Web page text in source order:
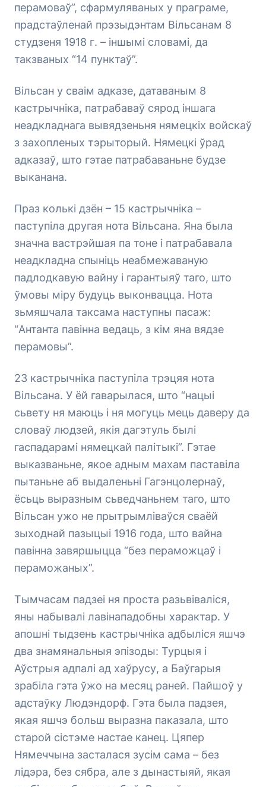
перамоваў”, сфармуляваных у праграме,
прадстаўленай прэзыдэнтам Вільсанам 8
студзеня 1918 г. – іншымі словамі, да
такзваных “14 пунктаў”.
Вільсан у сваім адказе, датаваным 8
кастрычніка, патрабаваў сярод іншага
неадкладнага вывядзеньня нямецкіх войскаў
з захопленых тэрыторый. Нямецкі ўрад
адказаў, што гэтае патрабаваньне будзе
выканана.
Праз колькі дзён – 15 кастрычніка –
паступіла другая нота Вільсана. Яна была
значна вастрэйшая па тоне і патрабавала
неадкладна спыніць неабмежаваную
падлодкавую вайну і гарантыяў таго, што
ўмовы міру будуць выконвацца. Нота
зьмяшчала таксама наступны пасаж:
“Антанта павінна ведаць, з кім яна вядзе
перамовы”.
23 кастрычніка паступіла трэцяя нота
Вільсана. У ёй гаварылася, што “нацыі
сьвету ня маюць і ня могуць мець даверу да
словаў людзей, якія дагэтуль былі
гаспадарамі нямецкай палітыкі”. Гэтае
выказваньне, якое адным махам паставіла
пытаньне аб выдаленьні Гагэнцолернаў,
ёсьць выразным сьведчаньнем таго, што
Вільсан ужо не прытрымліваўся сваёй
зыходнай пазыцыі 1916 года, што вайна
павінна завяршыцца “без пераможцаў і
пераможаных”.
Тымчасам падзеі ня проста разьвіваліся,
яны набывалі лавінападобны характар. У
апошні тыдзень кастрычніка адбыліся яшчэ
два знамянальныя эпізоды: Турцыя і
Аўстрыя адпалі ад хаўрусу, а Баўгарыя
зрабіла гэта ўжо на месяц раней. Пайшоў у
адстаўку Людэндорф. Гэта была падзея,
якая яшчэ больш выразна паказала, што
старой сістэме настае канец. Цяпер
Нямеччына засталася зусім сама – без
лідэра, без сябра, але з дынастыяй, якая